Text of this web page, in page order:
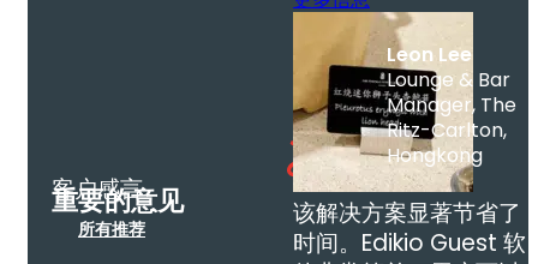
客户感言
重要的意见
所有推荐
Leon Lee
Lounge & Bar
Manager, The
Ritz-Carlton,
Hongkong
该解决方案显著节省了
时间。Edikio Guest 软